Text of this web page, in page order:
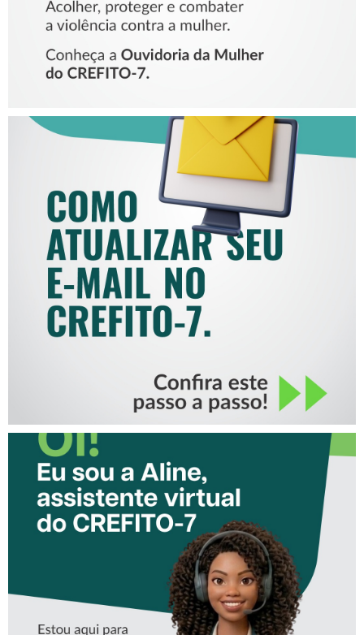
COMO ATUALIZAR SEU E-
MAIL NO CREFITO-7
CONHEÇA A ‘ALINE’,
ASSISTENTE VIRTUAL DO
CREFITO-7